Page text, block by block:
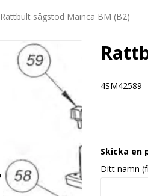
Rattbult sågstöd Mainca BM (B2)
4SM42589
Skicka en
Ditt namn